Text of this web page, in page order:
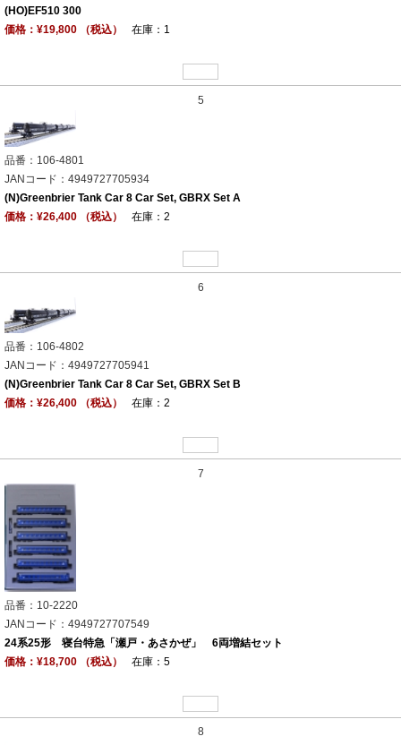
(HO)EF510 300
価格：¥19,800 （税込）
在庫：1
5
品番：106-4801
JANコード：4949727705934
(N)Greenbrier Tank Car 8 Car Set, GBRX Set A
価格：¥26,400 （税込）
在庫：2
6
品番：106-4802
JANコード：4949727705941
(N)Greenbrier Tank Car 8 Car Set, GBRX Set B
価格：¥26,400 （税込）
在庫：2
7
品番：10-2220
JANコード：4949727707549
24系25形 寝台特急「瀬戸・あさかぜ」 6両増結セット
価格：¥18,700 （税込）
在庫：5
8